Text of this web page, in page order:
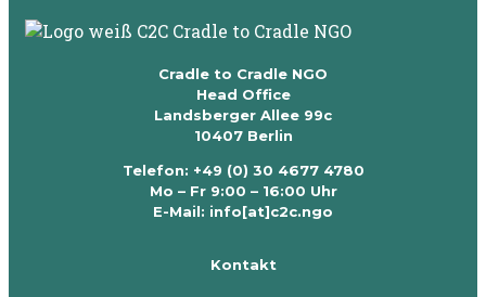
Cradle to Cradle NGO
Head Office
Landsberger Allee 99c
10407 Berlin
Telefon: +49 (0) 30 4677 4780
Mo – Fr 9:00 – 16:00 Uhr
E-Mail: info[at]c2c.ngo
Kontakt